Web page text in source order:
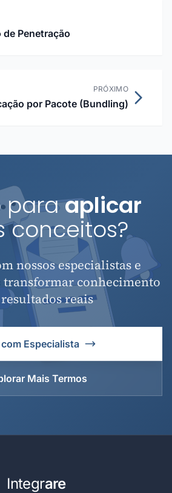
de Penetração
PRÓXIMO
por Pacote (Bundling)
paraaplicar
conceitos?
nossos especialistas e
transformar conhecimento
reais
com Especialista
Mais Termos
Integrare